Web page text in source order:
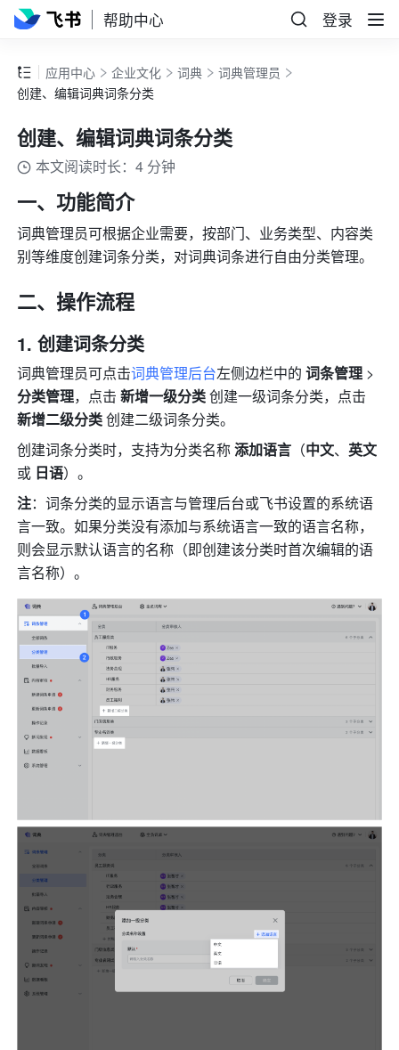
帮助中心 登录
应用中心 企业文化 词典
词典管理员
创建、编辑词典词条分类
创建、编辑词典词条分类
本文阅读时长：4 分钟
一、功能简介
词典管理员可根据企业需要，按部门、业务类型、内容类
别等维度创建词条分类，对词典词条进行自由分类管理。
二、操作流程
创建词条分类
词典管理员可点击词典管理后台左侧边栏中的 词条管理
分类管理，点击 新增一级分类
新增二级分类 创建二级词条分类。
创建词条分类时，支持为分类名称 添加语言 （中文、 英文
或 日语）。
注：词条分类的显示语言与管理后台或飞书设置的系统语
言一致。如果分类没有添加与系统语言一致的语言名称，
则会显示默认语言的名称（即创建该分类时首次编辑的语
言名称）。